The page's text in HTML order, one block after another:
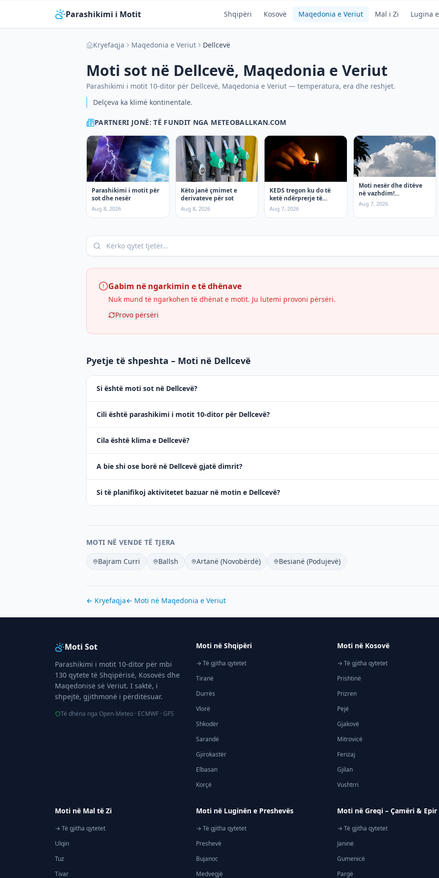
Parashikimi i Motit Shqipëri Kosovë Maqedonia e Veriut Mal i Zi Lugina
Kryefaqja Maqedonia e Veriut Dellcevë
Moti sot në Dellcevë, Maqedonia e Veriut
Parashikimi i motit 10-ditor për Dellcevë, Maqedonia e Veriut — temperatura, era dhe reshjet.
Delçeva ka klimë kontinentale.
PARTNERI JONË: TË FUNDIT NGA METEOBALLKAN.COM
Parashikimi i motit për
sot dhe nesër
Aug 8, 2026
Këto janë çmimet e
derivateve për sot
Aug 8, 2026
KEDS tregon ku do të
ketë ndërprerje të
rrymës të shtunën, 8
Gusht!
Aug 7, 2026
Moti nesër dhe ditëve
në vazhdim!
(08.08.2026.) e shtunë
Aug 7, 2026
Gabim në ngarkimin e të dhënave
Nuk mund të ngarkohen të dhënat e motit. Ju lutemi provoni përsëri.
Provo përsëri
Pyetje të shpeshta – Moti në Dellcevë
Si është moti sot në Dellcevë?
Cili është parashikimi i motit 10-ditor për Dellcevë?
Cila është klima e Dellcevë?
A bie shi ose borë në Dellcevë gjatë dimrit?
Si të planifikoj aktivitetet bazuar në motin e Dellcevë?
MOTI NË VENDE TË TJERA
Bajram Curri Ballsh Artanë (Novobërdë) Besianë (Podujevë)
← Kryefaqja← Moti në Maqedonia e Veriut
Moti Sot
Parashikimi i motit 10-ditor për mbi
130 qytete të Shqipërisë, Kosovës dhe
Maqedonisë së Veriut. I saktë, i
shpejtë, gjithmonë i përditësuar.
Të dhëna nga Open-Meteo · ECMWF · GFS
Moti në Shqipëri
→ Të gjitha qytetet
Tiranë
Durrës
Vlorë
Shkodër
Sarandë
Gjirokastër
Elbasan
Korçë
Moti në Kosovë
→ Të gjitha qytetet
Prishtinë
Prizren
Pejë
Gjakovë
Mitrovicë
Ferizaj
Gjilan
Vushtrri
Moti në Mal të Zi
→ Të gjitha qytetet
Ulqin
Tuz
Tivar
Moti në Luginën e Preshevës
→ Të gjitha qytetet
Preshevë
Bujanoc
Medvegjë
Moti në Greqi – Çamëri & Epir
→ Të gjitha qytetet
Janinë
Gumenicë
Pargë